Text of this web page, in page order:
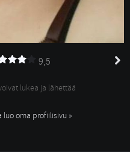
9,5
lukea ja lähettää
luo oma profiilisivu »